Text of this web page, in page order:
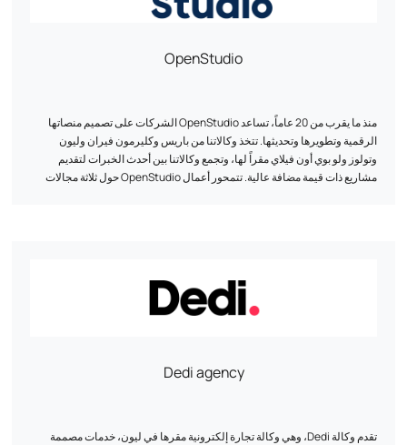
OpenStudio
منذ ما يقرب من 20 عاماً، تساعد OpenStudio الشركات على تصميم منصاتها
الرقمية وتطويرها وتحديثها. تتخذ وكالاتنا من باريس وكليرمون فيران وليون
وتولوز ولو بوي أون فيلاي مقراً لها، وتجمع وكالاتنا بين أحدث الخبرات لتقديم
مشاريع ذات قيمة مضافة عالية. تتمحور أعمال OpenStudio حول ثلاثة مجالات
Dedi agency
تقدم وكالة Dedi، وهي وكالة تجارة إلكترونية مقرها في ليون، خدمات مصممة